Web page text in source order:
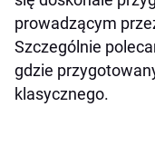
prowadzącym
Szczególnie
gdzie
klasycznego.